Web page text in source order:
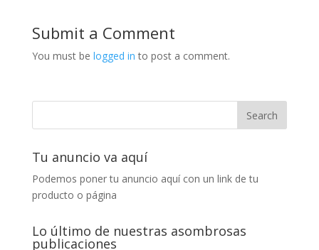
Submit a Comment
You must be logged in to post a comment.
Tu anuncio va aquí
Podemos poner tu anuncio aquí con un link de tu
producto o página
Lo último de nuestras asombrosas
publicaciones